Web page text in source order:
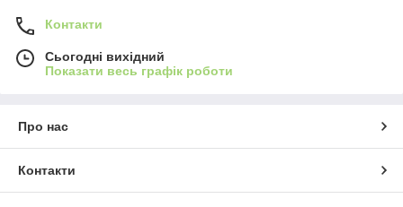
Контакти
Сьогодні вихідний
Показати весь графік роботи
Про нас
Контакти